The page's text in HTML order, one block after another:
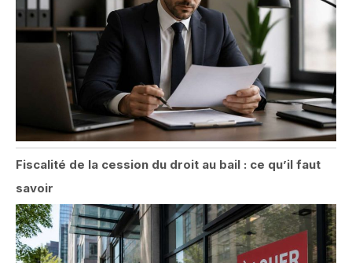
Fiscalité de la cession du droit au bail : ce qu’il faut
savoir